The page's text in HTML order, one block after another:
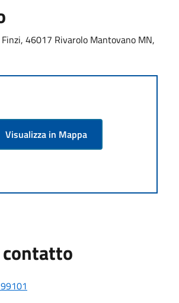
Finzi, 46017 Rivarolo Mantovano MN,
Visualizza in Mappa